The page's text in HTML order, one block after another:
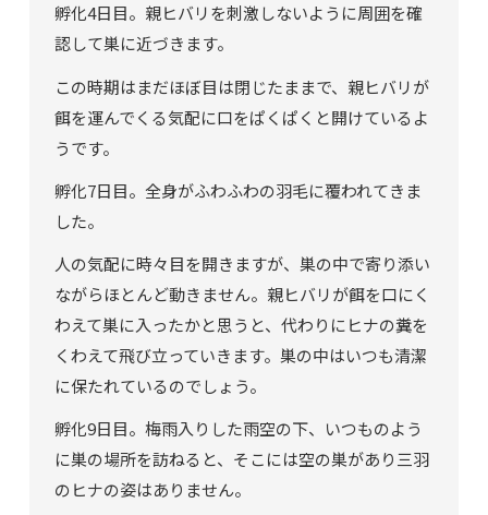
孵化4日目。親ヒバリを刺激しないように周囲を確
認して巣に近づきます。
この時期はまだほぼ目は閉じたままで、親ヒバリが
餌を運んでくる気配に口をぱくぱくと開けているよ
うです。
孵化7日目。全身がふわふわの羽毛に覆われてきま
した。
人の気配に時々目を開きますが、巣の中で寄り添い
ながらほとんど動きません。親ヒバリが餌を口にく
わえて巣に入ったかと思うと、代わりにヒナの糞を
くわえて飛び立っていきます。巣の中はいつも清潔
に保たれているのでしょう。
孵化9日目。梅雨入りした雨空の下、いつものよう
に巣の場所を訪ねると、そこには空の巣があり三羽
のヒナの姿はありません。